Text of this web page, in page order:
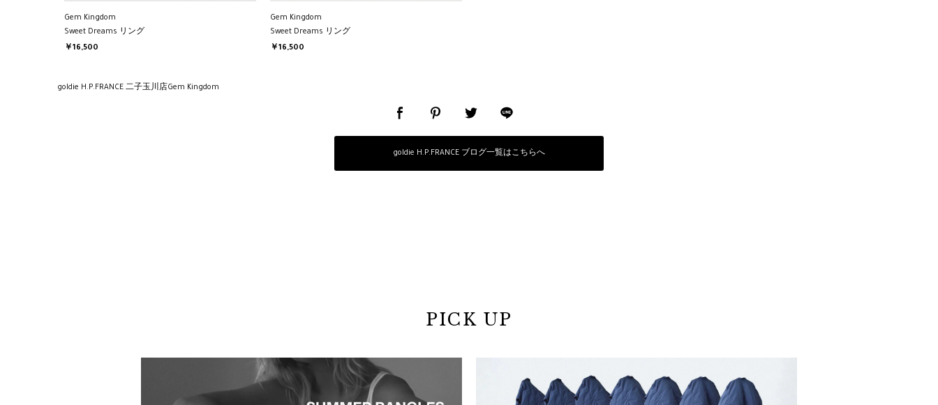
Gem Kingdom
Sweet Dreams リング
￥16,500
Gem Kingdom
Sweet Dreams リング
￥16,500
goldie H.P.FRANCE 二子玉川店Gem Kingdom
goldie H.P.FRANCE ブログ一覧はこちらへ
PICK UP